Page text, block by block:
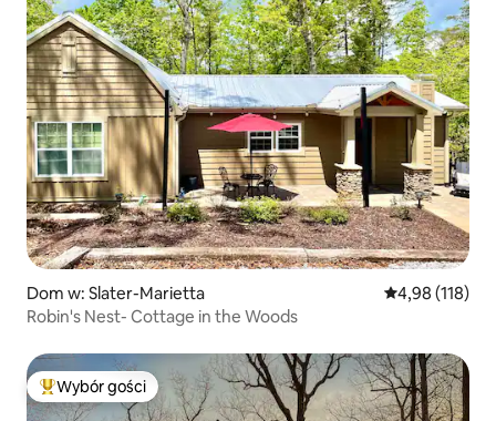
Dom w: Slater-Marietta Średnia
4,98 (118)
Robin's Nest- Cottage in the Woods
Najpopularniejsze z kategorii Wybór gości
Wybór gości